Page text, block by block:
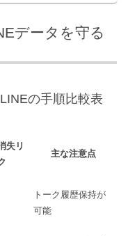
データを守る
の手順比較表
失リ
主な注意点
トーク履歴保持が
可能